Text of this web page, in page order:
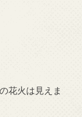
花火は見えま